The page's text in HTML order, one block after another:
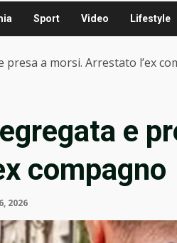
Sport Video Lifestyle
presa a morsi. Arrestato l’ex
e
compagno
2026